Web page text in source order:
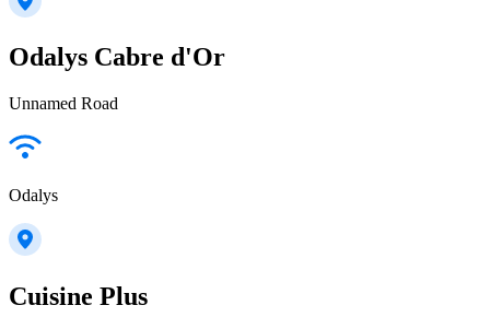
Odalys Cabre d'Or
Unnamed Road
Odalys
Cuisine Plus